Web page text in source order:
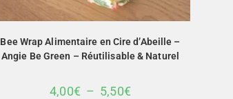
Bee Wrap Alimentaire en Cire d’Abeille –
Angie Be Green – Réutilisable & Naturel
4,00€ – 5,50€